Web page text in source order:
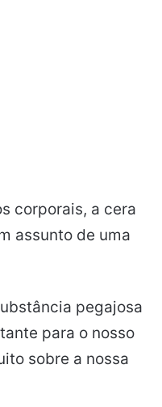
corporais, a cera
assunto de uma
pegajosa
para o nosso
sobre a nossa